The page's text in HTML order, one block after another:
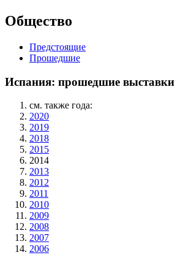
Общество
Предстоящие
Прошедшие
Испания: прошедшие выставки
см. также года:
2020
2019
2018
2015
2014
2013
2012
2011
2010
2009
2008
2007
2006